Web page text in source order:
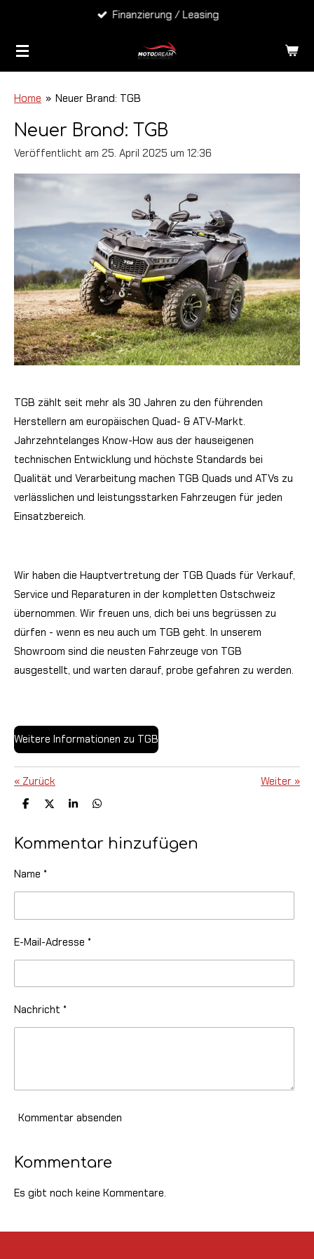
springen
Finanzierung / Leasing
Home » Neuer Brand: TGB
Neuer Brand: TGB
Veröffentlicht am 25. April 2025 um 12:36
TGB zählt seit mehr als 30 Jahren zu den führenden
Herstellern am europäischen Quad- & ATV-Markt.
Jahrzehntelanges Know-How aus der hauseigenen
technischen Entwicklung und höchste Standards bei
Qualität und Verarbeitung machen TGB Quads und ATVs zu
verlässlichen und leistungsstarken Fahrzeugen für jeden
Einsatzbereich.
Wir haben die Hauptvertretung der TGB Quads für Verkauf,
Service und Reparaturen in der kompletten Ostschweiz
übernommen. Wir freuen uns, dich bei uns begrüssen zu
dürfen - wenn es neu auch um TGB geht. In unserem
Showroom sind die neusten Fahrzeuge von TGB
ausgestellt, und warten darauf, probe gefahren zu werden.
Weitere Informationen zu TGB
« Zurück Weiter »
T
l
e
T
l
e
T
l
e
T
e
Kommentar hinzufügen
Name *
E-Mail-Adresse *
Nachricht *
Kommentar absenden
Kommentare
Es gibt noch keine Kommentare.